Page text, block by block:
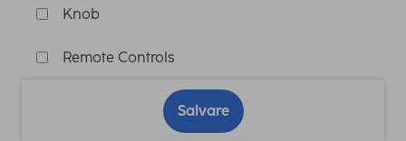
Knob
Remote Controls
Salvare